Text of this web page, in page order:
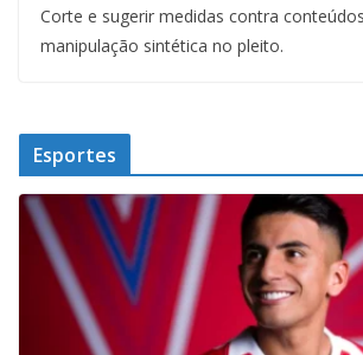
Corte e sugerir medidas contra
manipulação sintética no pleito.
Esportes